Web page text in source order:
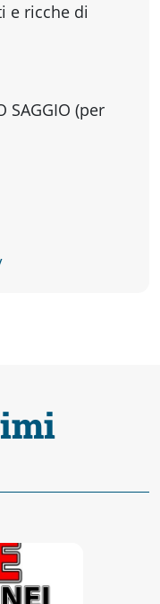
e ricche di
SAGGIO (per